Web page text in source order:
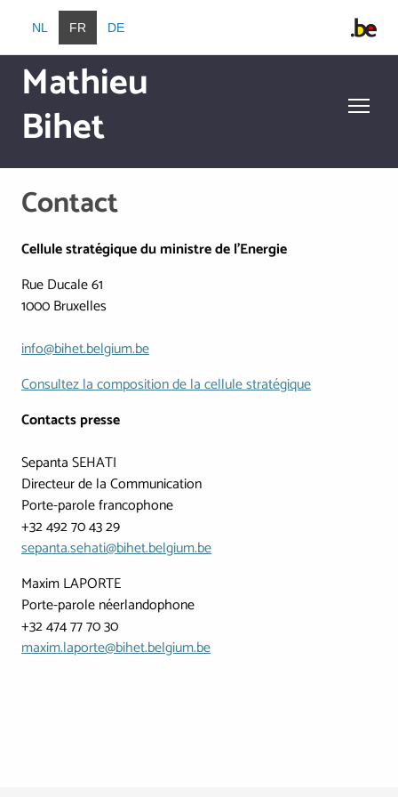
Aller au contenu principal
NL FR DE
Mathieu
Bihet
Contact
Cellule stratégique du ministre de l'Energie
Rue Ducale 61
1000 Bruxelles
info@bihet.belgium.be
Consultez la composition de la cellule stratégique
Contacts presse
Sepanta SEHATI
Directeur de la Communication
Porte-parole francophone
+32 492 70 43 29
sepanta.sehati@bihet.belgium.be
Maxim LAPORTE
Porte-parole néerlandophone
+32 474 77 70 30
maxim.laporte@bihet.belgium.be